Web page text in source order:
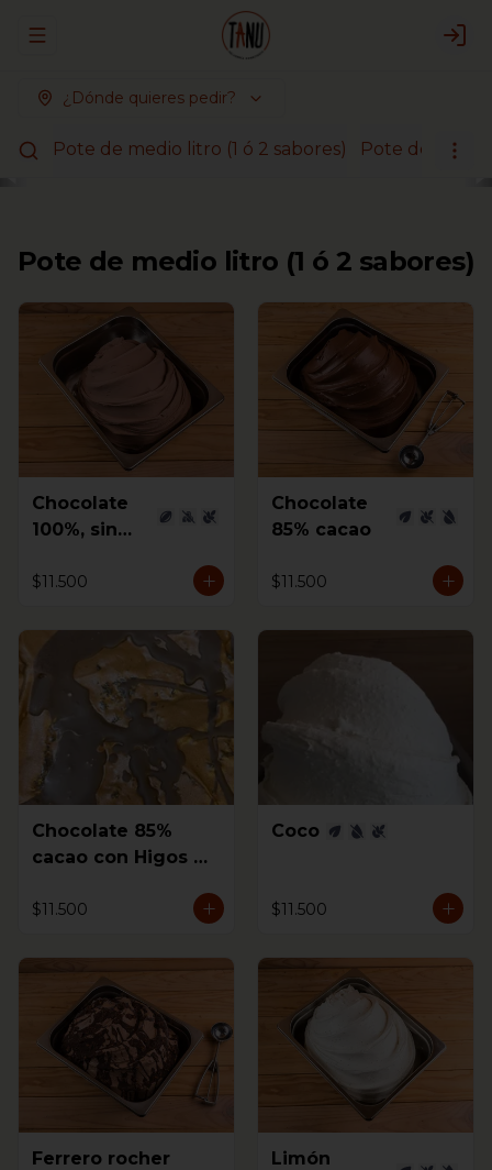
Abrir menu de navegación
¿Dónde quieres pedir?
Pote de medio litro (1 ó 2 sabores) Pote de litro (1
Pote de medio litro (1 ó 2 sabores)
Chocolate
100%, sin
$11.500
Chocolate
85% cacao
$11.500
Chocolate 85%
cacao con Higos al
$11.500
Coco
$11.500
Ferrero rocher
Limón